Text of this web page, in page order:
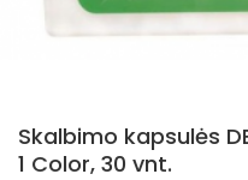
Skalbimo kapsulės
1 Color, 30 vnt.